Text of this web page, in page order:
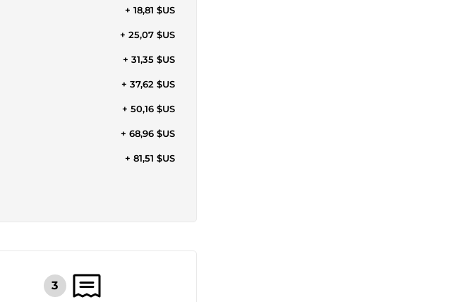
+ 18,81 $US
+ 25,07 $US
+ 31,35 $US
+ 37,62 $US
+ 50,16 $US
+ 68,96 $US
+ 81,51 $US